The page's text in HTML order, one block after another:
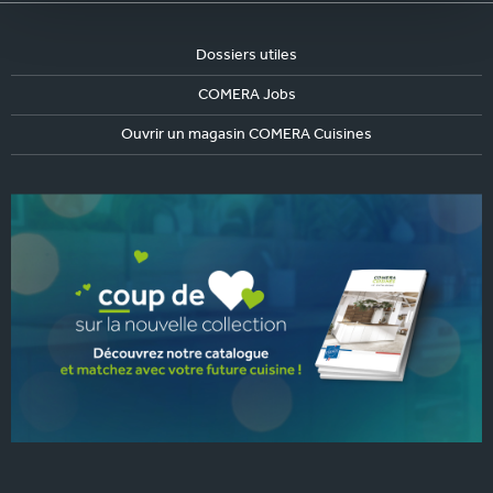
Dossiers utiles
COMERA Jobs
Ouvrir un magasin COMERA Cuisines